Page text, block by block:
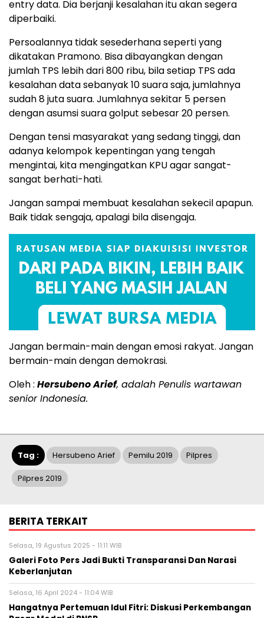
entry data. Dia berjanji kesalahan itu akan segera
diperbaiki.
Persoalannya tidak sesederhana seperti yang
dikatakan Pramono. Bisa dibayangkan dengan
jumlah TPS lebih dari 800 ribu, bila setiap TPS ada
kesalahan data sebanyak 10 suara saja, jumlahnya
sudah 8 juta suara. Jumlahnya sekitar 5 persen
dengan asumsi suara golput sebesar 20 persen.
Dengan tensi masyarakat yang sedang tinggi, dan
adanya kelompok kepentingan yang tengah
mengintai, kita mengingatkan KPU agar sangat-
sangat berhati-hati.
Jangan sampai membuat kesalahan sekecil apapun.
Baik tidak sengaja, apalagi bila disengaja.
Jangan bermain-main dengan emosi rakyat. Jangan
bermain-main dengan demokrasi.
Oleh : Hersubeno Arief, adalah Penulis wartawan
senior Indonesia.
Tag : Hersubeno Arief Pemilu 2019 Pilpres
Pilpres 2019
BERITA TERKAIT
Selasa, 19 Agustus 2025 - 11:11 WIB
Galeri Foto Pers Jadi Bukti Transparansi Dan Narasi
Keberlanjutan
Selasa, 16 April 2024 - 11:04 WIB
Hangatnya Pertemuan Idul Fitri: Diskusi Perkembangan